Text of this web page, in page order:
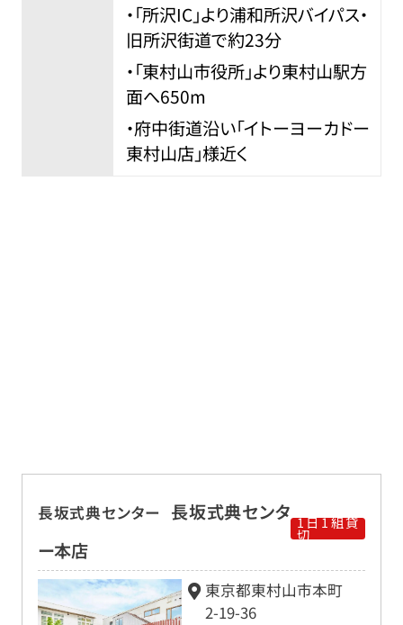
・「所沢IC」より浦和所沢バイパス・
旧所沢街道で約23分
・「東村山市役所」より東村山駅方
面へ650m
・府中街道沿い「イトーヨーカドー
東村山店」様近く
長坂式典センター
長坂式典センタ
ー本店
1日1組貸
切
東京都東村山市本町
2-19-36